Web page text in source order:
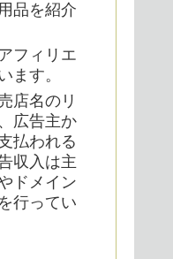
品を紹介
フィリエ
ます。
店名のリ
広告主か
払われる
収入は主
ドメイン
行ってい